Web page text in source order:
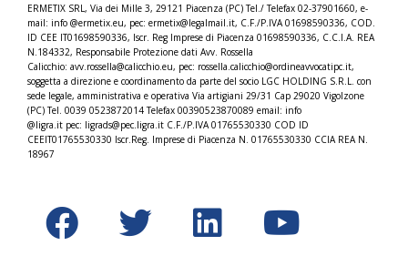
ERMETIX SRL, Via dei Mille 3, 29121 Piacenza (PC) Tel./Telefax 02-37901660, e-
mail: info @ermetix.eu, pec: ermetix@legalmail.it, C.F./P.IVA 01698590336, COD.
ID CEE IT01698590336, Iscr. Reg Imprese di Piacenza 01698590336, C.C.I.A. REA
N.184332, Responsabile Protezione dati Avv. Rossella
Calicchio: avv.rossella@calicchio.eu, pec: rossella.calicchio@ordineavvocatipc.it,
soggetta a direzione e coordinamento da parte del socio LGC HOLDING S.R.L. con
sede legale, amministrativa e operativa Via artigiani 29/31 Cap 29020 Vigolzone
(PC) Tel. 0039 0523872014 Telefax 00390523870089 email: info
@ligra.it pec: ligrads@pec.ligra.it C.F./P.IVA 01765530330 COD ID
CEEIT01765530330 Iscr.Reg. Imprese di Piacenza N. 01765530330 CCIA REA N.
18967